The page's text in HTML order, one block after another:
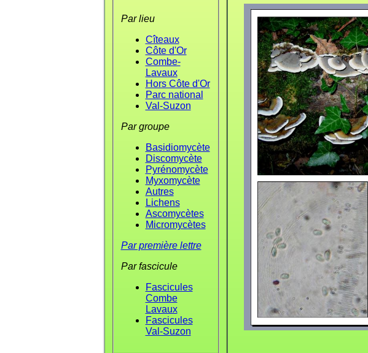
Par lieu
Cîteaux
Côte d'Or
Combe-
Lavaux
Hors Côte d'Or
Parc national
Val-Suzon
Par groupe
Basidiomycète
Discomycète
Pyrénomycète
Myxomycète
Autres
Lichens
Ascomycètes
Micromycètes
Par première lettre
Par fascicule
Fascicules
Combe
Lavaux
Fascicules
Val-Suzon